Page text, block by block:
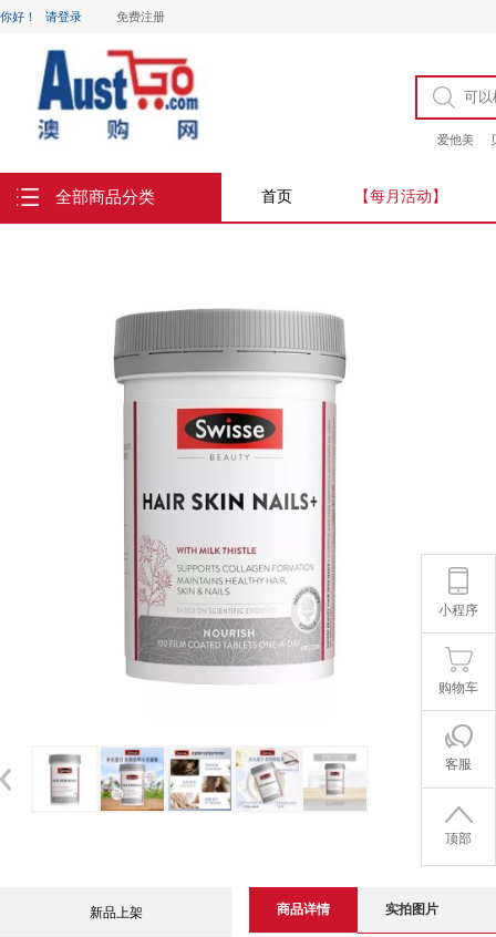
你好！ 请登录 免费注册
爱他美
全部商品分类 首页 【每月活动】
新品上架 商品详情 实拍图片
小程序
购物车
客服
顶部